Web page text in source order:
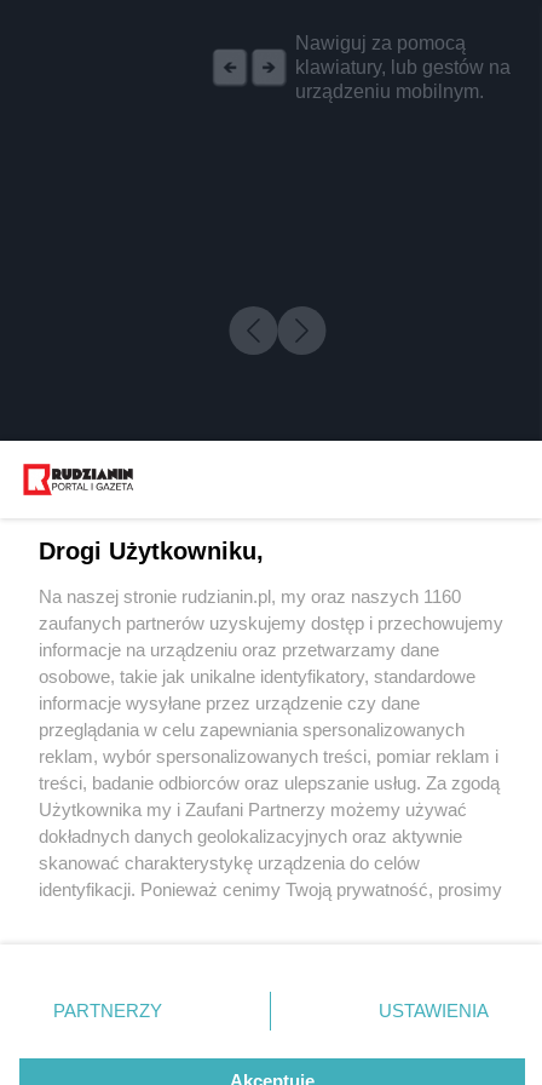
Nawiguj za pomocą
klawiatury, lub gestów na
urządzeniu mobilnym.
4 / 0
Wydawca mediów
Nie zapomnij
zapoznać się z:
polityką prywatności regulamin korzystania z portali
Twojemiasto
Piekary Śląskie
Chorzów
Tarnowskie Góry
Gliwice
Skontakuj sięz nami
Kontakt
Wydawca
Redakcja
Drogi Użytkowniku,
Na naszej stronie rudzianin.pl, my oraz naszych 1160
zaufanych partnerów uzyskujemy dostęp i przechowujemy
informacje na urządzeniu oraz przetwarzamy dane
osobowe, takie jak unikalne identyfikatory, standardowe
informacje wysyłane przez urządzenie czy dane
przeglądania w celu zapewniania spersonalizowanych
reklam, wybór spersonalizowanych treści, pomiar reklam i
treści, badanie odbiorców oraz ulepszanie usług. Za zgodą
Użytkownika my i Zaufani Partnerzy możemy używać
dokładnych danych geolokalizacyjnych oraz aktywnie
skanować charakterystykę urządzenia do celów
identyfikacji. Ponieważ cenimy Twoją prywatność, prosimy
prywatności znajdujący się w lewym dolnym rogu strony
. Niektóre rodzaje przetwarzania danych nie wymagają
zgody użytkownika, ale masz prawo sprzeciwić się
takiemu przetwarzaniu. Preferencje będą miały
PARTNERZY USTAWIENIA
Akceptuję